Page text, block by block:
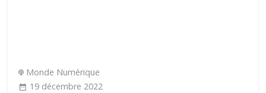
Monde Numérique
19 décembre 2022